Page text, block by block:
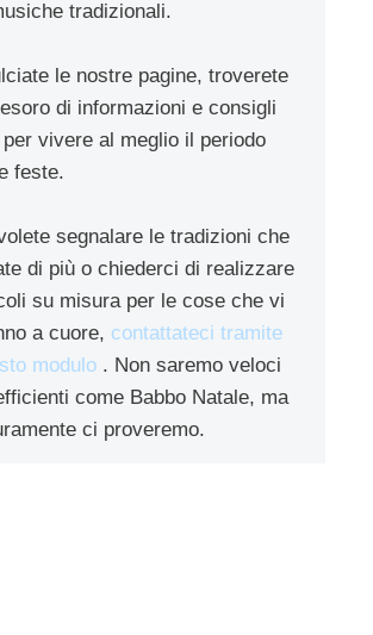
tradizionali.
le nostre pagine, troverete
di informazioni e consigli
vivere al meglio il periodo
feste.
segnalare le tradizioni che
di più o chiederci di realizzare
su misura per le cose che vi
a cuore, contattateci tramite
modulo . Non saremo veloci
come Babbo Natale, ma
ci proveremo.